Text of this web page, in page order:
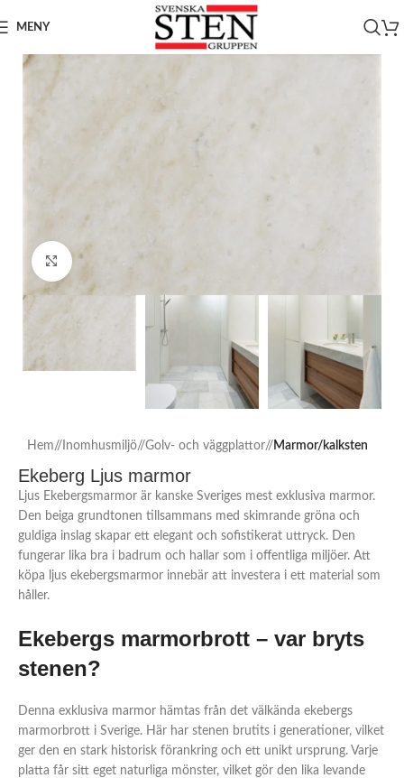
MENY
Click to enlarge
Hem/ Inomhusmiljö/ Golv- och väggplattor/ Marmor/kalksten
Ekeberg Ljus marmor
Ljus Ekebergsmarmor är kanske Sveriges mest exklusiva marmor.
Den beiga grundtonen tillsammans med skimrande gröna och
guldiga inslag skapar ett elegant och sofistikerat uttryck. Den
fungerar lika bra i badrum och hallar som i offentliga miljöer. Att
köpa ljus ekebergsmarmor innebär att investera i ett material som
håller.
Ekebergs marmorbrott – var bryts
stenen?
Denna exklusiva marmor hämtas från det välkända ekebergs
marmorbrott i Sverige. Här har stenen brutits i generationer, vilket
ger den en stark historisk förankring och ett unikt ursprung. Varje
platta får sitt eget naturliga mönster, vilket gör den lika levande